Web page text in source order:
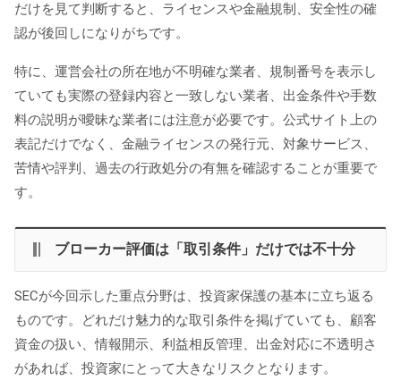
だけを見て判断すると、ライセンスや金融規制、安全性の確
認が後回しになりがちです。
特に、運営会社の所在地が不明確な業者、規制番号を表示し
ていても実際の登録内容と一致しない業者、出金条件や手数
料の説明が曖昧な業者には注意が必要です。公式サイト上の
表記だけでなく、金融ライセンスの発行元、対象サービス、
苦情や評判、過去の行政処分の有無を確認することが重要で
す。
ブローカー評価は「取引条件」だけでは不十分
SECが今回示した重点分野は、投資家保護の基本に立ち返る
ものです。どれだけ魅力的な取引条件を掲げていても、顧客
資金の扱い、情報開示、利益相反管理、出金対応に不透明さ
があれば、投資家にとって大きなリスクとなります。